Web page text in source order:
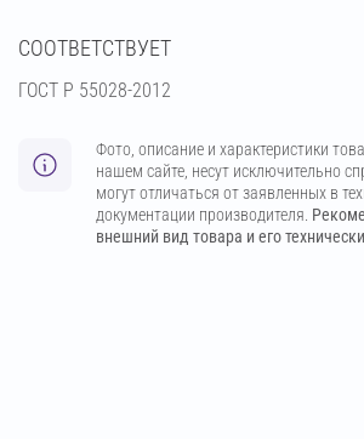
СООТВЕТСТВУЕТ
ГОСТ Р 55028-2012
Фото, описание и характеристики
нашем сайте, несут исключительно
могут отличаться от заявленных в
документации производителя.
внешний вид товара и его